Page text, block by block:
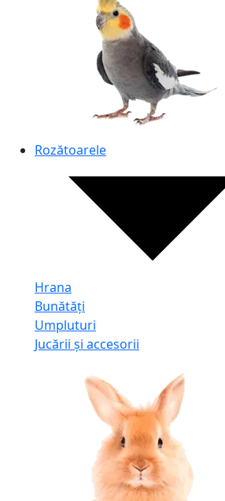
Rozătoarele
Hrana
Bunătăți
Umpluturi
Jucării și accesorii